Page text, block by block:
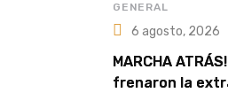
GENERAL
6 agosto, 2026
MARCHA
frenaron la